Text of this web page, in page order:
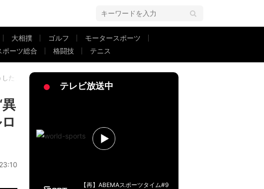
大相撲 ゴルフ
モータースポーツ
ポーツ総合 格闘技 テニス
た」「これはアカン」自陣でボールロスト…ありえない“痛恨ミス”連発で自滅
テレビ放送中
【再】ABEMAスポーツタイム#9